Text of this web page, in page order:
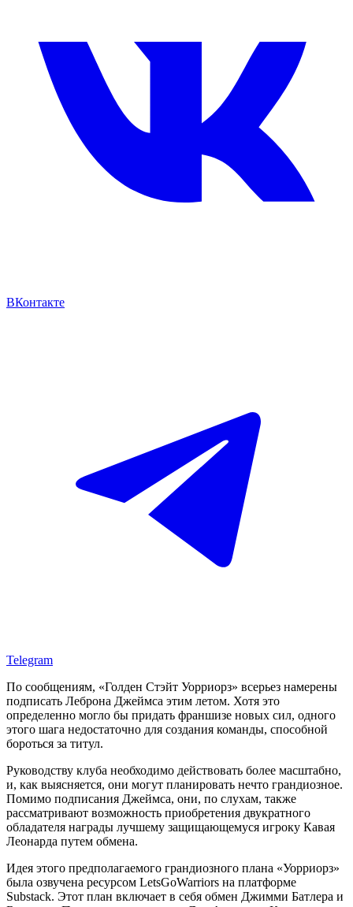
ВКонтакте
Telegram
По сообщениям, «Голден Стэйт Уорриорз» всерьез намерены
подписать Леброна Джеймса этим летом. Хотя это
определенно могло бы придать франшизе новых сил, одного
этого шага недостаточно для создания команды, способной
бороться за титул.
Руководству клуба необходимо действовать более масштабно,
и, как выясняется, они могут планировать нечто грандиозное.
Помимо подписания Джеймса, они, по слухам, также
рассматривают возможность приобретения двукратного
обладателя награды лучшему защищающемуся игроку Кавая
Леонарда путем обмена.
Идея этого предполагаемого грандиозного плана «Уорриорз»
была озвучена ресурсом LetsGoWarriors на платформе
Substack. Этот план включает в себя обмен Джимми Батлера и